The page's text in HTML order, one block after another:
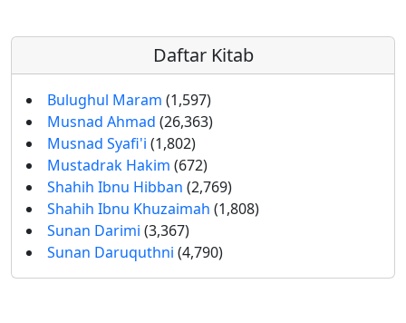
Daftar Kitab
Bulughul Maram (1,597)
Musnad Ahmad (26,363)
Musnad Syafi'i (1,802)
Mustadrak Hakim (672)
Shahih Ibnu Hibban (2,769)
Shahih Ibnu Khuzaimah (1,808)
Sunan Darimi (3,367)
Sunan Daruquthni (4,790)